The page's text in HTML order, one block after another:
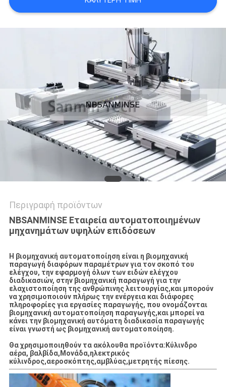
ΑΠΟΡΡΉΤΟΥ
Περιγραφή προϊόντων
NBSANMINSE Εταιρεία αυτοματοποιημένων
μηχανημάτων υψηλών επιδόσεων
Η βιομηχανική αυτοματοποίηση είναι η βιομηχανική
παραγωγή διαφόρων παραμέτρων για τον σκοπό του
ελέγχου, την εφαρμογή όλων των ειδών ελέγχου
διαδικασιών, στην βιομηχανική παραγωγή για την
ελαχιστοποίηση της ανθρώπινης λειτουργίας,και μπορούν
να χρησιμοποιούν πλήρως την ενέργεια και διάφορες
πληροφορίες για εργασίες παραγωγής, που ονομάζονται
βιομηχανική αυτοματοποίηση παραγωγής,και μπορεί να
κάνει την βιομηχανική αυτόματη διαδικασία παραγωγής
είναι γνωστή ως βιομηχανική αυτοματοποίηση.
Θα χρησιμοποιηθούν τα ακόλουθα προϊόντα:Κύλινδρο
αέρα, βαλβίδα,Μονάδα,ηλεκτρικός
κύλινδρος,αεροσκόπτης,αμβλύας,μετρητής πίεσης.